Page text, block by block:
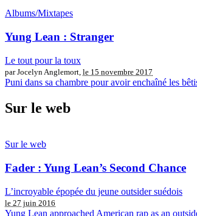
Albums/Mixtapes
Yung Lean : Stranger
Le tout pour la toux
par Jocelyn Anglemort, le 15 novembre 2017
Puni dans sa chambre pour avoir enchaîné les
Sur le web
Sur le web
Fader : Yung Lean’s Second Chance
L’incroyable épopée du jeune outsider suédois
le 27 juin 2016
Yung Lean approached American rap as an